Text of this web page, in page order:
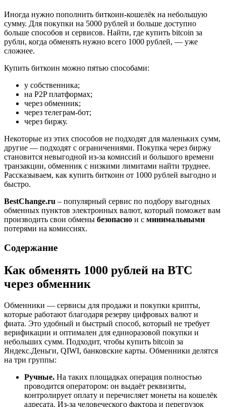
Иногда нужно пополнить биткоин-кошелёк на небольшую
сумму. Для покупки на 5000 рублей и больше доступно
больше способов и сервисов. Найти, где купить bitcoin за
рубли, когда обменять нужно всего 1000 рублей, — уже
сложнее.
Купить биткоин можно пятью способами:
у собственника;
на P2P платформах;
через обменник;
через телеграм-бот;
через биржу.
Некоторые из этих способов не подходят для маленьких сумм,
другие — подходят с ограничениями. Покупка через биржу
становится невыгодной из-за комиссий и большого времени
транзакции, обменник с низкими лимитами найти труднее.
Рассказываем, как купить биткоин от 1000 рублей выгодно и
быстро.
BestChange.ru – популярный сервис по подбору выгодных
обменных пунктов электронных валют, который поможет вам
производить свои обмены безопасно и с минимальными
потерями на комиссиях.
Содержание
Как обменять 1000 рублей на BTC
через обменник
Обменники — сервисы для продажи и покупки крипты,
которые работают благодаря резерву цифровых валют и
фиата. Это удобный и быстрый способ, который не требует
верификации и оптимален для единоразовой покупки и
небольших сумм. Подходит, чтобы купить bitcoin за
Яндекс.Деньги, QIWI, банковские карты. Обменники делятся
на три группы:
Ручные. На таких площадках операция полностью
проводится оператором: он выдаёт реквизиты,
контролирует оплату и перечисляет монеты на кошелёк
адресата. Из-за человеческого фактора и перегрузок